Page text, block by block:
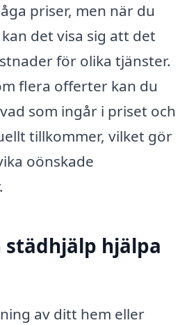
priser, men när du
det visa sig att det
för olika tjänster.
flera offerter kan du
som ingår i priset och
tillkommer, vilket gör
oönskade
städhjälp hjälpa
av ditt hem eller